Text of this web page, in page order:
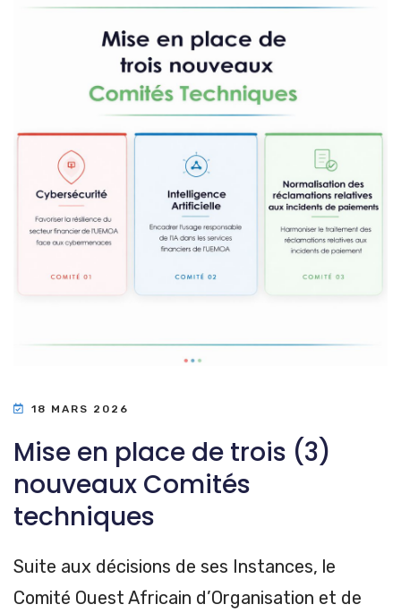
18 MARS 2026
Mise en place de trois (3)
nouveaux Comités
techniques
Suite aux décisions de ses Instances, le
Comité Ouest Africain d’Organisation et de